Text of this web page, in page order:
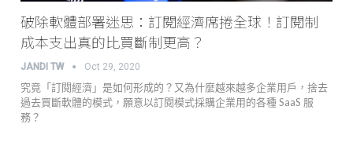
破除軟體部署迷思：訂閱經濟席捲全球！訂閱制
成本支出真的比買斷制更高？
JANDI TW Oct 29, 2020
究竟「訂閱經濟」是如何形成的？又為什麼越來越多企業用戶，捨去
過去買斷軟體的模式，願意以訂閱模式採購企業用的各種 SaaS 服
務？